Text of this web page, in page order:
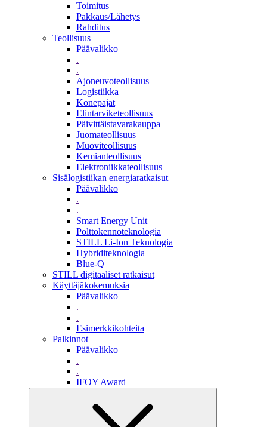
Toimitus
Pakkaus/Lähetys
Rahditus
Teollisuus
Päävalikko
.
.
Ajoneuvoteollisuus
Logistiikka
Konepajat
Elintarviketeollisuus
Päivittäistavarakauppa
Juomateollisuus
Muoviteollisuus
Kemianteollisuus
Elektroniikkateollisuus
Sisälogistiikan energiaratkaisut
Päävalikko
.
.
Smart Energy Unit
Polttokennoteknologia
STILL Li-Ion Teknologia
Hybriditeknologia
Blue-Q
STILL digitaaliset ratkaisut
Käyttäjäkokemuksia
Päävalikko
.
.
Esimerkkikohteita
Palkinnot
Päävalikko
.
.
IFOY Award